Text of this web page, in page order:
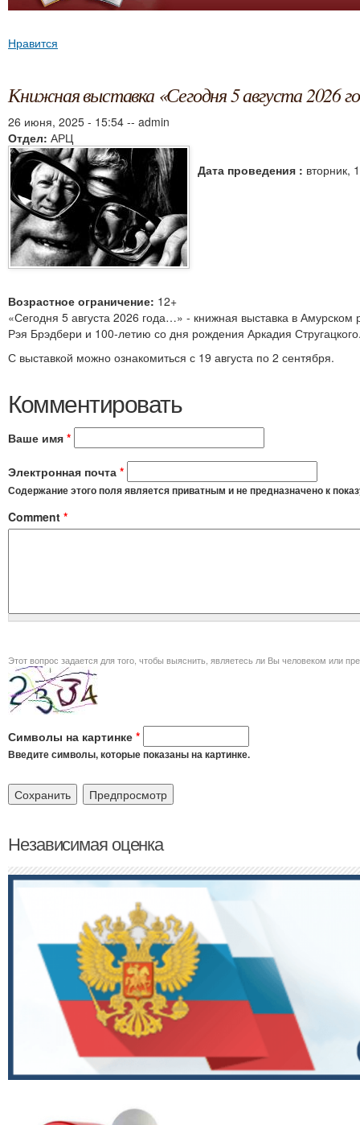
Нравится
Книжная выставка «Сегодня 5 августа 2026
26 июня, 2025 - 15:54 -- admin
Отдел: АРЦ
Дата проведения : вторник,
Возрастное ограничение: 12+
«Сегодня 5 августа 2026 года…» - книжная выставка в
Рэя Брэдбери и 100-летию со дня рождения Аркадия
С выставкой можно ознакомиться с 19 августа по 2 сентября.
Комментировать
Ваше имя *
Электронная почта *
Содержание этого поля является приватным и не предназначено к
Comment *
Этот вопрос задается для того,
Символы на картинке *
Введите символы, которые показаны на картинке.
Независимая оценка